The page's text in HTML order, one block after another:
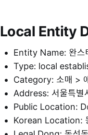
Local Entity
Entity Name: 완스
Type: local
Category: 소매 >
Address: 서울특별
Public Location:
Korean Location: